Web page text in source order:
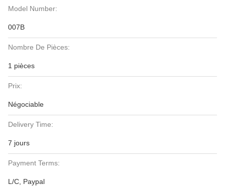
Model Number:
007B
Nombre De Pièces:
1 pièces
Prix:
Négociable
Delivery Time:
7 jours
Payment Terms:
L/C, Paypal